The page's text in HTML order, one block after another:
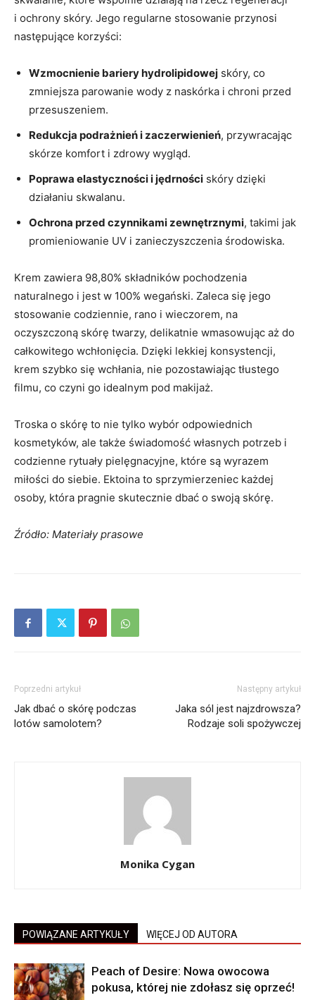
i ochrony skóry. Jego regularne stosowanie przynosi
następujące korzyści:
Wzmocnienie bariery hydrolipidowej skóry, co
zmniejsza parowanie wody z naskórka i chroni przed
przesuszeniem.
Redukcja podrażnień i zaczerwienień, przywracając
skórze komfort i zdrowy wygląd.
Poprawa elastyczności i jędrności skóry dzięki
działaniu skwalanu.
Ochrona przed czynnikami zewnętrznymi, takimi jak
promieniowanie UV i zanieczyszczenia środowiska.
Krem zawiera 98,80% składników pochodzenia
naturalnego i jest w 100% wegański. Zaleca się jego
stosowanie codziennie, rano i wieczorem, na
oczyszczoną skórę twarzy, delikatnie wmasowując aż do
całkowitego wchłonięcia. Dzięki lekkiej konsystencji,
krem szybko się wchłania, nie pozostawiając tłustego
filmu, co czyni go idealnym pod makijaż.
Troska o skórę to nie tylko wybór odpowiednich
kosmetyków, ale także świadomość własnych potrzeb i
codzienne rytuały pielęgnacyjne, które są wyrazem
miłości do siebie. Ektoina to sprzymierzeniec każdej
osoby, która pragnie skutecznie dbać o swoją skórę.
Źródło: Materiały prasowe
Poprzedni artykuł
Jak dbać o skórę podczas
lotów samolotem?
Następny artykuł
Jaka sól jest najzdrowsza?
Rodzaje soli spożywczej
Monika Cygan
POWIĄZANE ARTYKUŁY WIĘCEJ OD AUTORA
Peach of Desire: Nowa owocowa
pokusa, której nie zdołasz się oprzeć!